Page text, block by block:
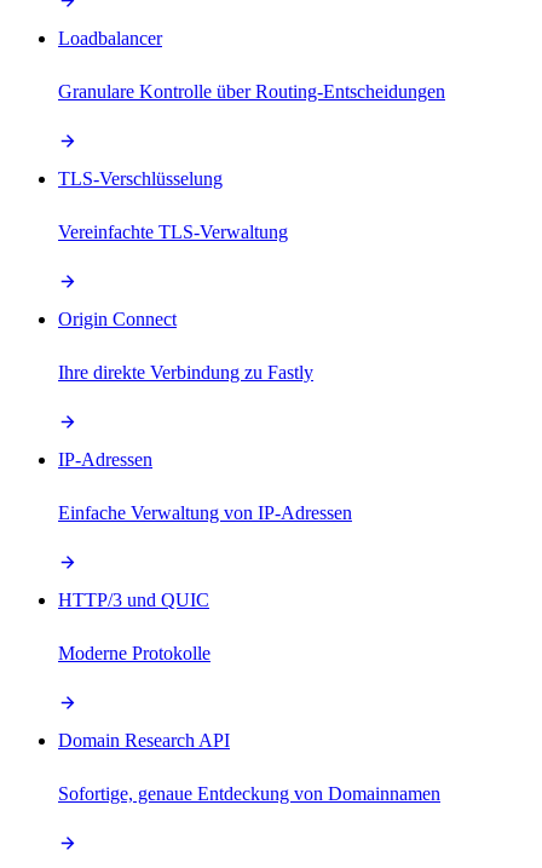
Loadbalancer
Granulare Kontrolle über Routing-Entscheidungen
TLS-Verschlüsselung
Vereinfachte TLS-Verwaltung
Origin Connect
Ihre direkte Verbindung zu Fastly
IP-Adressen
Einfache Verwaltung von IP-Adressen
HTTP/3 und QUIC
Moderne Protokolle
Domain Research API
Sofortige, genaue Entdeckung von Domainnamen